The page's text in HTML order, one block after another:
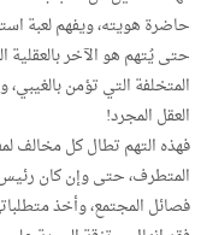
حاضرة هويته، ويفهم لعبة
حتى يُتهم هو الآخر
المتخلفة التي تؤمن
العقل المجرد!
فهذه التهم تطال كل مخالف
المتطرف، حتى وإن كان
فصائل المجتمع، وأخذ